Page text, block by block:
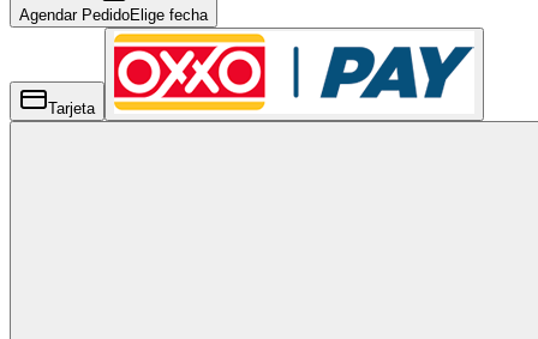
Agendar PedidoElige fecha
Tarjeta